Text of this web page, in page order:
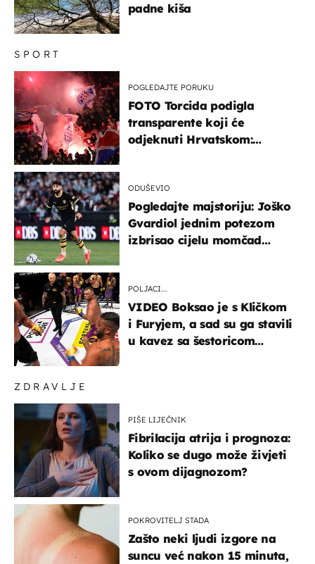
ZDRAVLJE
PIŠE LIJEČNIK
Fibrilacija atrija i prognoza:
Koliko se dugo može živjeti
s ovom dijagnozom?
POKROVITELJ STADA
Zašto neki ljudi izgore na
suncu već nakon 15 minuta,
SPORT
POGLEDAJTE PORUKU
FOTO Torcida podigla
transparente koji će
odjeknuti Hrvatskom:
ODUŠEVIO
Pogledajte majstoriju: Joško
Gvardiol jednim potezom
izbrisao cijelu momčad
POLJACI...
VIDEO Boksao je s Kličkom
i Furyjem, a sad su ga stavili
u kavez sa šestoricom
padne kiša